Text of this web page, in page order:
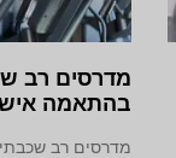
מדרסים רב
בהתאמה
מדרסים רב